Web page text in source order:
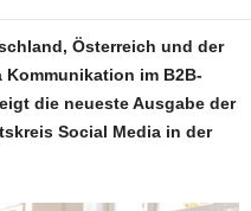
Österreich und der
Kommunikation im B2B-
die neueste Ausgabe der
Social Media in der